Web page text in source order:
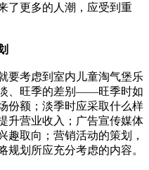
了更多的人潮，应受到重
考虑到室内儿童淘气堡乐
、旺季的差别——旺季时如
份额；淡季时应采取什么样
升营业收入；广告宣传媒体
趣取向；营销活动的策划，
规划所应充分考虑的内容。